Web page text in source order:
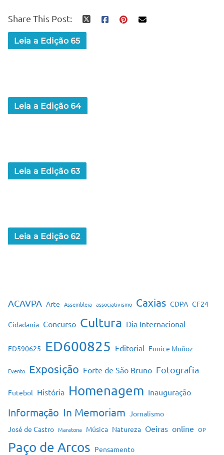
Share This Post:
Leia a Edição 65
Leia a Edição 64
Leia a Edição 63
Leia a Edição 62
ACAVPA Arte Assembleia associativismo Caxias CDPA CF24
Cidadania Concurso Cultura Dia Internacional
ED590625 ED600825 Editorial Eunice Muñoz
Evento Exposição Forte de São Bruno Fotografia
Futebol História Homenagem Inauguração
Informação In Memoriam Jornalismo
José de Castro Maratona Música Natureza Oeiras online OP
Paço de Arcos Pensamento